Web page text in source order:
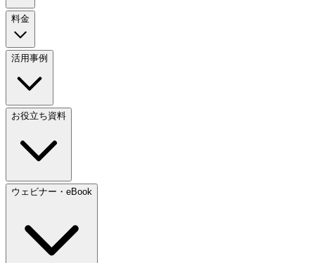
料金
活用事例
お役立ち資料
ウェビナー・eBook